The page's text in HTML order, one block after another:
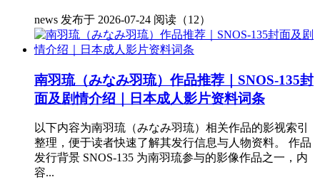
news 发布于 2026-07-24 阅读（12）
南羽琉（みなみ羽琉）作品推荐｜SNOS-135封
面及剧情介绍｜日本成人影片资料词条
以下内容为南羽琉（みなみ羽琉）相关作品的影视索引
整理，便于读者快速了解其发行信息与人物资料。 作品
发行背景 SNOS-135 为南羽琉参与的影像作品之一，内
容...